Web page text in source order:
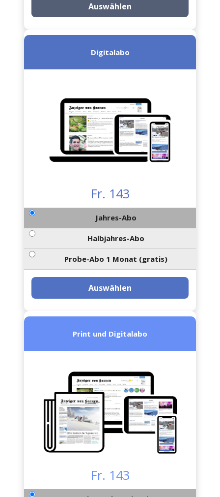
Auswählen
Digitalabo
Fr. 143
Jahres-Abo
Halbjahres-Abo
Probe-Abo 1 Monat (gratis)
Auswählen
Print und Digitalabo
Fr. 143